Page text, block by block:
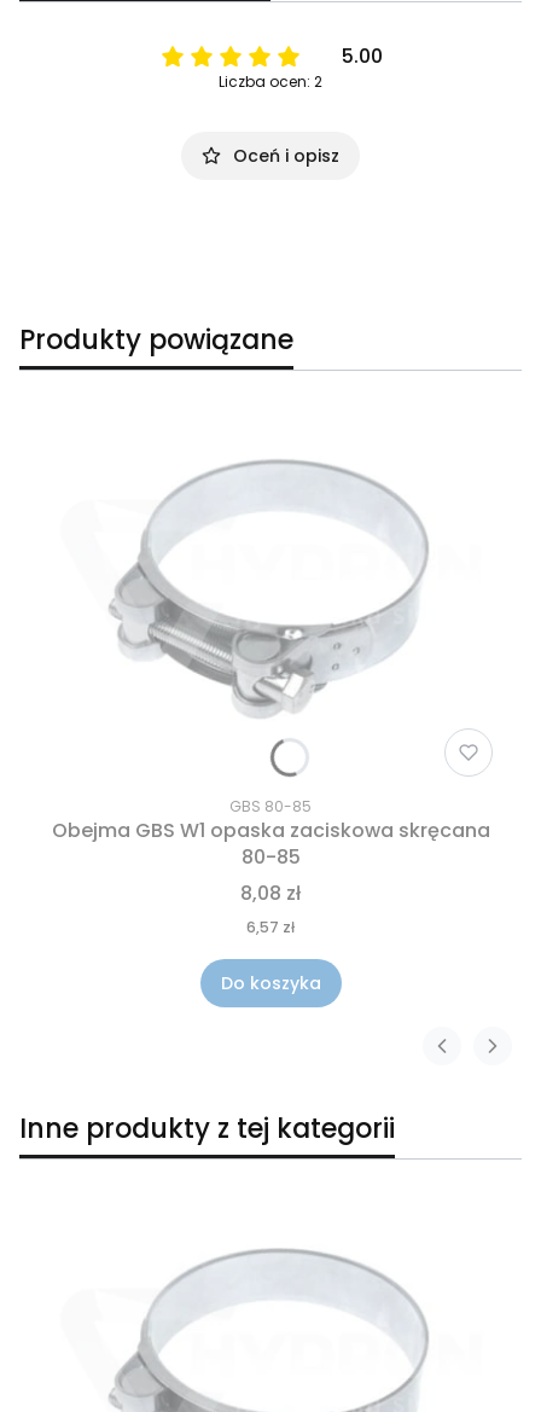
5.00
Liczba ocen: 2
Oceń i opisz
Produkty powiązane
GBS 80-85
Obejma GBS W1 opaska zaciskowa skręcana
80-85
8,08 zł
6,57 zł
Do koszyka
Inne produkty z tej kategorii